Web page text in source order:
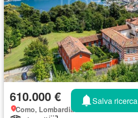
610.000 €
Como, Lombardia
Salva ricerca